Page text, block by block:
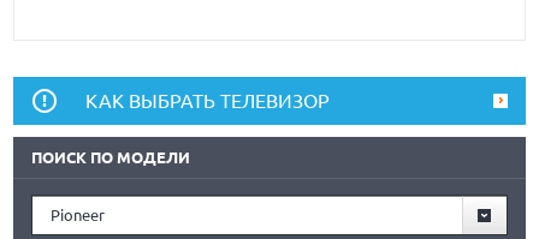
КАК ВЫБРАТЬ ТЕЛЕВИЗОР
ПОИСК ПО МОДЕЛИ
Pioneer